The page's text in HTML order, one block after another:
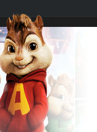
żeby był fajniejszy. W dodatku
przeprowadziła się do
do słowa pisanego dodać
bo takie - moim zdaniem - jest
krotkiporadnikpl